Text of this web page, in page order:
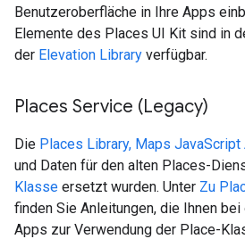
Benutzeroberfläche in Ihre Apps
Elemente des Places UI Kit sind in
der Elevation Library verfügbar.
Places Service (Legacy)
Die Places Library, Maps JavaScript
und Daten für den alten Places-
Klasse ersetzt wurden. Unter Zu
finden Sie Anleitungen, die Ihnen
Apps zur Verwendung der Place-